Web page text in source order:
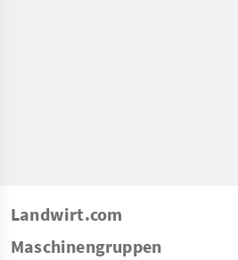
Landwirt.com
Maschinengruppen